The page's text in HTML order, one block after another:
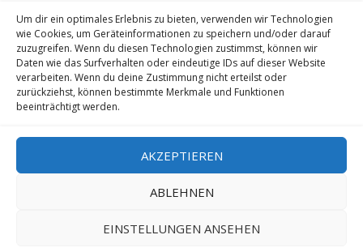
Um dir ein optimales Erlebnis zu bieten, verwenden wir Technologien
wie Cookies, um Geräteinformationen zu speichern und/oder darauf
zuzugreifen. Wenn du diesen Technologien zustimmst, können wir
Daten wie das Surfverhalten oder eindeutige IDs auf dieser Website
verarbeiten. Wenn du deine Zustimmung nicht erteilst oder
zurückziehst, können bestimmte Merkmale und Funktionen
beeinträchtigt werden.
AKZEPTIEREN
ABLEHNEN
EINSTELLUNGEN ANSEHEN
Fahrradwerkstatt – eBike Service Zentrum – Klausen – Südtirol –
Italien – Eisacktal – Brixen – Bozen – Gröden – Plose – Villnöss –